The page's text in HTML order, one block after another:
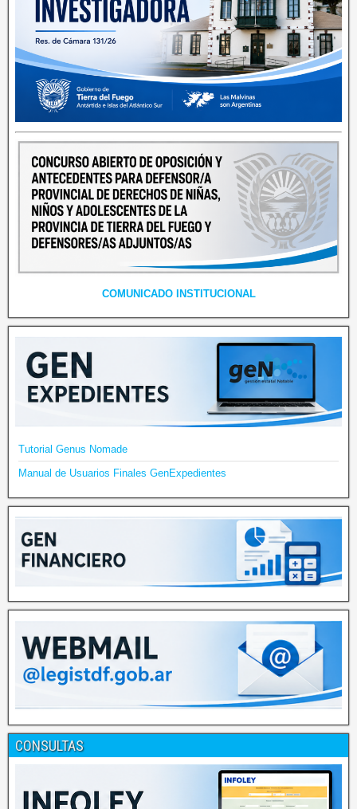
COMUNICADO INSTITUCIONAL
Tutorial Genus Nomade
Manual de Usuarios Finales GenExpedientes
CONSULTAS